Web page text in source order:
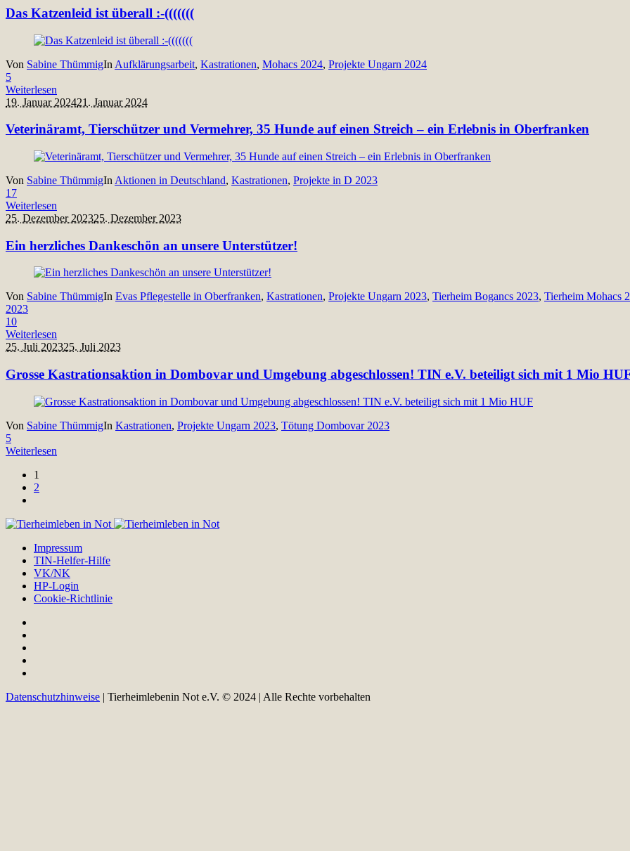
Das Katzenleid ist überall :-(((((((
Von Sabine ThümmigIn Aufklärungsarbeit, Kastrationen, Mohacs 2024, Projekte Ungarn 2024
5
Weiterlesen
19. Januar 202421. Januar 2024
Veterinäramt, Tierschützer und Vermehrer, 35 Hunde auf einen Streich – ein Erlebnis in Oberfranken
Von Sabine ThümmigIn Aktionen in Deutschland, Kastrationen, Projekte in D 2023
17
Weiterlesen
25. Dezember 202325. Dezember 2023
Ein herzliches Dankeschön an unsere Unterstützer!
Von Sabine ThümmigIn Evas Pflegestelle in Oberfranken, Kastrationen, Projekte Ungarn 2023, Tierheim Bogancs 2023, Tierheim Mohacs
2023
10
Weiterlesen
25. Juli 202325. Juli 2023
Grosse Kastrationsaktion in Dombovar und Umgebung abgeschlossen! TIN e.V. beteiligt sich mit 1 Mio
Von Sabine ThümmigIn Kastrationen, Projekte Ungarn 2023, Tötung Dombovar 2023
5
Weiterlesen
1
2
Impressum
TIN-Helfer-Hilfe
VK/NK
HP-Login
Cookie-Richtlinie
Datenschutzhinweise | Tierheimlebenin Not e.V. © 2024 | Alle Rechte vorbehalten